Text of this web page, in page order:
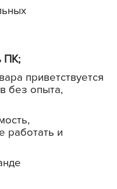
ПК;
приветствуется
без опыта,
работать и